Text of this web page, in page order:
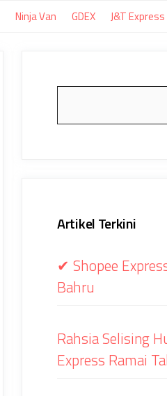
Ninja Van GDEX J&T Express
Artikel Terkini
✔ Shopee
Bahru
Rahsia Selising
Express Ramai